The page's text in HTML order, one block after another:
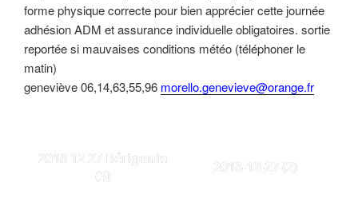
forme physique correcte pour bien apprécier cette journée
adhésion ADM et assurance individuelle obligatoires. sortie
reportée si mauvaises conditions météo (téléphoner le
matin)
geneviève 06,14,63,55,96 morello.genevieve@orange.fr
2018 12 27 Bérigoule
(5)
2018-12-27 (2)